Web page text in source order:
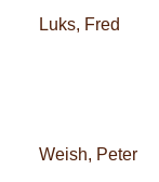
Luks, Fred
Weish, Peter